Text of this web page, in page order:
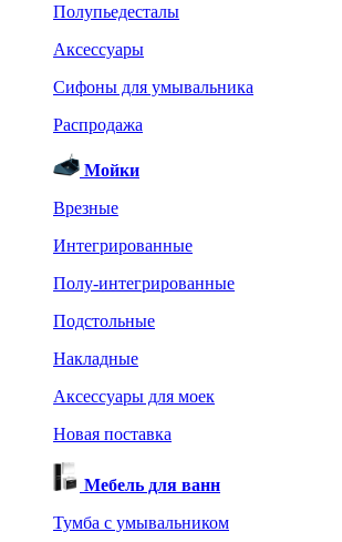
Полупьедесталы
Аксессуары
Сифоны для умывальника
Распродажа
Мойки
Врезные
Интегрированные
Полу-интегрированные
Подстольные
Накладные
Аксессуары для моек
Новая поставка
Мебель для ванн
Тумба с умывальником